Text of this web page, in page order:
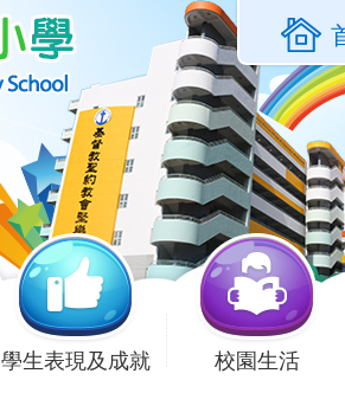
學生表現及成就 校園生活